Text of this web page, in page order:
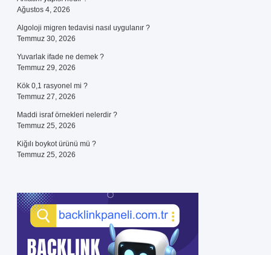
Ağustos 4, 2026
Algoloji migren tedavisi nasıl uygulanır ?
Temmuz 30, 2026
Yuvarlak ifade ne demek ?
Temmuz 29, 2026
Kök 0,1 rasyonel mi ?
Temmuz 27, 2026
Maddi israf örnekleri nelerdir ?
Temmuz 25, 2026
Kiğılı boykot ürünü mü ?
Temmuz 25, 2026